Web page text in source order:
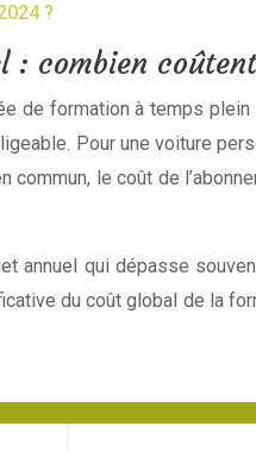
?
combien
de formation à temps
Pour une voiture
le coût de
annuel qui dépasse
du coût global de la